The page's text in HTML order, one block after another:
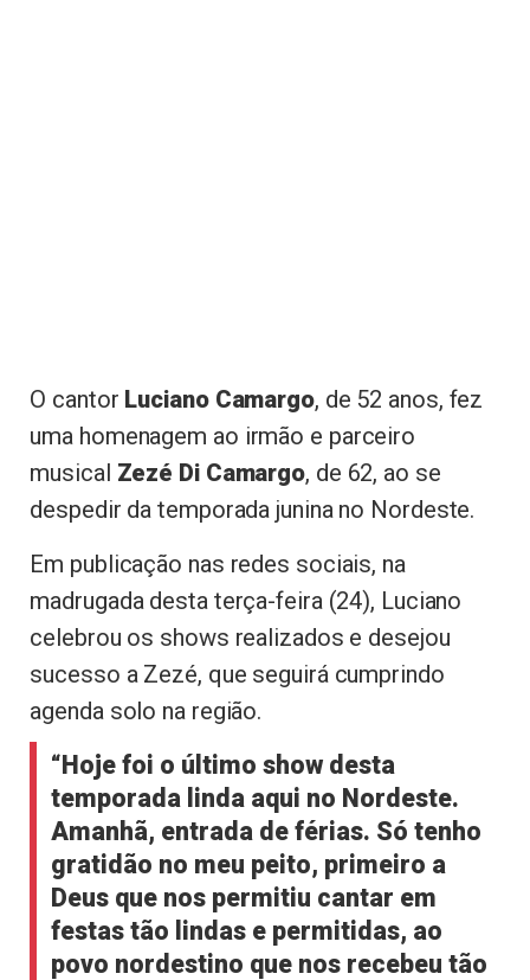
O cantor Luciano Camargo, de 52 anos, fez
uma homenagem ao irmão e parceiro
musical Zezé Di Camargo, de 62, ao se
despedir da temporada junina no Nordeste.
Em publicação nas redes sociais, na
madrugada desta terça-feira (24), Luciano
celebrou os shows realizados e desejou
sucesso a Zezé, que seguirá cumprindo
agenda solo na região.
“Hoje foi o último show desta
temporada linda aqui no Nordeste.
Amanhã, entrada de férias. Só tenho
gratidão no meu peito, primeiro a
Deus que nos permitiu cantar em
festas tão lindas e permitidas, ao
povo nordestino que nos recebeu tão